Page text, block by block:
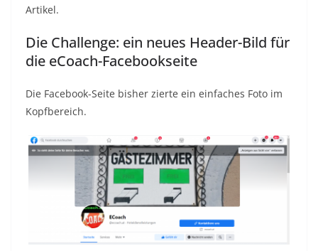
Artikel.
Die Challenge: ein neues Header-Bild für
die eCoach-Facebookseite
Die Facebook-Seite bisher zierte ein einfaches Foto im
Kopfbereich.